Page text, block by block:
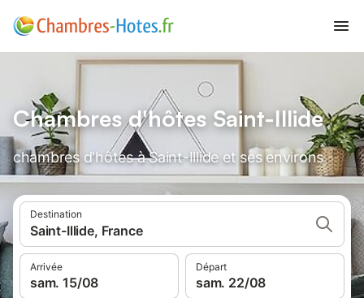
Chambres d'hôtes Saint-Illide
chambres d'hôtes à Saint-Illide et ses environs
Destination
Saint-Illide, France
Arrivée
sam. 15/08
Départ
sam. 22/08